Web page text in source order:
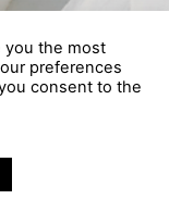
you the most
preferences
consent to the